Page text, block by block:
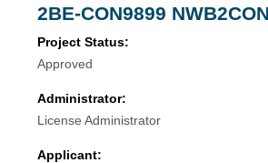
2BE-CON9899
Project Status:
Approved
Administrator:
License Administrator
Applicant: